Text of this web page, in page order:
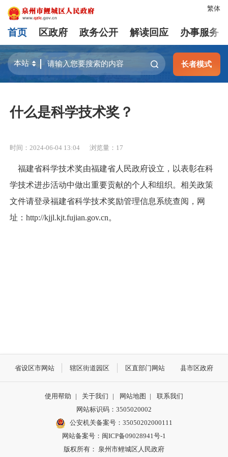
繁体
首页 区政府 政务公开 解读回应 办事服务
长者模式
什么是科学技术奖？
时间：2024-06-04 13:04 浏览量： 17
福建省科学技术奖由福建省人民政府设立，以表彰在科
学技术进步活动中做出重要贡献的个人和组织。相关政策
文件请登录福建省科学技术奖励管理信息系统查阅，网
址：http://kjjl.kjt.fujian.gov.cn。
省设区市网站 辖区街道园区 区直部门网站 县市区政府
使用帮助 | 关于我们 | 网站地图 |
联系我们
网站标识码：3505020002
公安机关备案号：35050202000111
网站备案号：闽ICP备09028941号-1
版权所有： 泉州市鲤城区人民政府